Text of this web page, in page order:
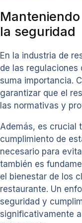
la seguridad
En la industria de
de las regulaciones
suma importancia.
garantizar que el
las normativas y
Además, es crucial
cumplimiento de
necesario para
también es
el bienestar de los
restaurante. Un
seguridad y
significativamente